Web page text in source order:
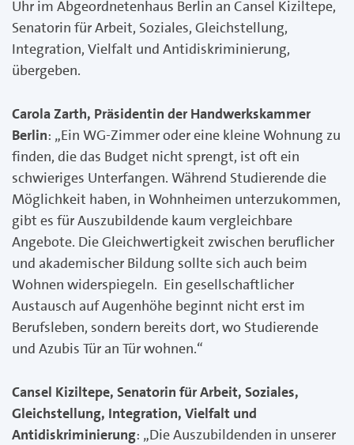
Uhr im Abgeordnetenhaus Berlin an Cansel Kiziltepe,
Senatorin für Arbeit, Soziales, Gleichstellung,
Integration, Vielfalt und Antidiskriminierung,
übergeben.
Carola Zarth, Präsidentin der Handwerkskammer
Berlin: „Ein WG-Zimmer oder eine kleine Wohnung zu
finden, die das Budget nicht sprengt, ist oft ein
schwieriges Unterfangen. Während Studierende die
Möglichkeit haben, in Wohnheimen unterzukommen,
gibt es für Auszubildende kaum vergleichbare
Angebote. Die Gleichwertigkeit zwischen beruflicher
und akademischer Bildung sollte sich auch beim
Wohnen widerspiegeln. Ein gesellschaftlicher
Austausch auf Augenhöhe beginnt nicht erst im
Berufsleben, sondern bereits dort, wo Studierende
und Azubis Tür an Tür wohnen.“
Cansel Kiziltepe, Senatorin für Arbeit, Soziales,
Gleichstellung, Integration, Vielfalt und
Antidiskriminierung: „Die Auszubildenden in unserer